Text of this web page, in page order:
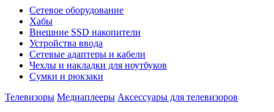
Сетевое оборудование
Хабы
Внешние SSD накопители
Устройства ввода
Сетевые адаптеры и кабели
Чехлы и накладки для ноутбуков
Сумки и рюкзаки
Телевизоры Медиаплееры Аксессуары для телевизоров